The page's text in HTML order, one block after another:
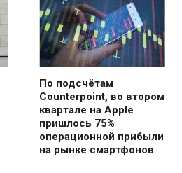
По подсчётам
Counterpoint, во втором
квартале на Apple
пришлось 75%
операционной прибыли
на рынке смартфонов